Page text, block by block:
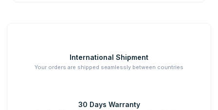
International Shipment
Your orders are shipped seamlessly between countries
30 Days Warranty